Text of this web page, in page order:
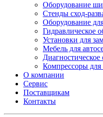
Оборудование
Стенды сход-
Оборудование
Гидравлическое
Установки для
Мебель для
Диагностическое
Компрессоры для
О компании
Сервис
Поставщикам
Контакты